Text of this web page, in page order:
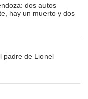
dos autos
hay un muerto y dos
padre de Lionel